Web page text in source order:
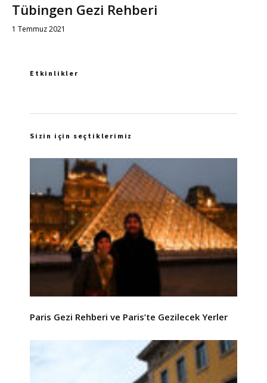
Tübingen Gezi Rehberi
1 Temmuz 2021
Etkinlikler
Sizin için seçtiklerimiz
Paris Gezi Rehberi ve Paris’te Gezilecek Yerler